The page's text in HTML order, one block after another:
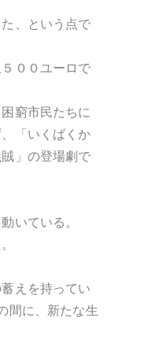
、という点で
００ユーロで
窮市民たちに
「いくばくか
」の登場劇で
動いている。
えを持ってい
間に、新たな生